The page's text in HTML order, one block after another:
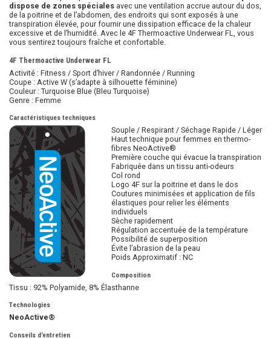
dispose de zones spéciales avec une ventilation accrue autour du dos,
de la poitrine et de l’abdomen, des endroits qui sont exposés à une
transpiration élevée, pour fournir une dissipation efficace de la chaleur
excessive et de l’humidité. Avec le 4F Thermoactive Underwear FL, vous
vous sentirez toujours fraîche et confortable.
4F Thermoactive Underwear FL
Activité : Fitness / Sport d’hiver / Randonnée / Running
Coupe : Active W (s’adapte à silhouette féminine)
Couleur : Turquoise Blue (Bleu Turquoise)
Genre : Femme
Caractéristiques techniques
Souple / Respirant / Séchage Rapide / Léger
Haut technique pour femmes en thermo-
fibres NeoActive®
Première couche qui évacue la transpiration
Fabriquée dans un tissu anti-odeurs
Col rond
Logo 4F sur la poitrine et dans le dos
Coutures minimisées et application de fils
élastiques pour relier les éléments
individuels
Sèche rapidement
Régulation accentuée de la température
Possibilité de superposition
Évite l’abrasion de la peau
Poids Approximatif : NC
Composition
Tissu : 92% Polyamide, 8% Élasthanne
Technologies
NeoActive®
Conseils d’entretien